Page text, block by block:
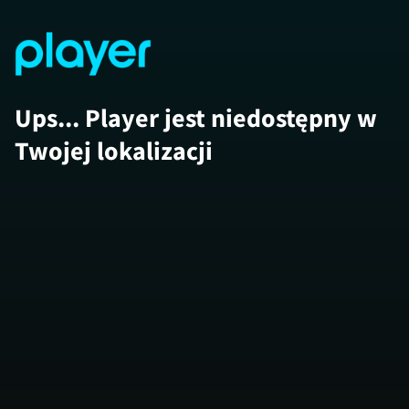
Ups... Player jest niedostępny w
Twojej lokalizacji